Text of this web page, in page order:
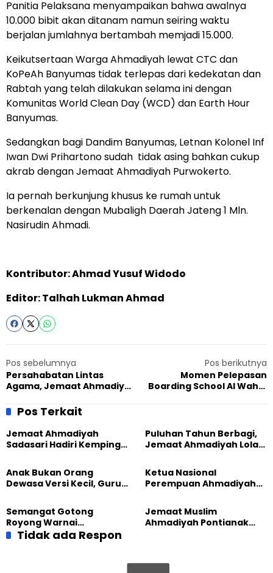
Panitia Pelaksana menyampaikan bahwa awalnya
10.000 bibit akan ditanam namun seiring waktu
berjalan jumlahnya bertambah memjadi 15.000.
Keikutsertaan Warga Ahmadiyah lewat CTC dan
KoPeAh Banyumas tidak terlepas dari kedekatan dan
Rabtah yang telah dilakukan selama ini dengan
Komunitas World Clean Day (WCD) dan Earth Hour
Banyumas.
Sedangkan bagi Dandim Banyumas, Letnan Kolonel Inf
Iwan Dwi Prihartono sudah tidak asing bahkan cukup
akrab dengan Jemaat Ahmadiyah Purwokerto.
Ia pernah berkunjung khusus ke rumah untuk
berkenalan dengan Mubaligh Daerah Jateng 1 Mln.
Nasirudin Ahmadi.
Kontributor: Ahmad Yusuf Widodo
Editor: Talhah Lukman Ahmad
Pos sebelumnya
Persahabatan Lintas
Agama, Jemaat Ahmadiyah
Acara Paskah
Pos berikutnya
Momen Pelepasan
Boarding School Al Wahid
Pos Terkait
Jemaat Ahmadiyah
Sadasari Hadiri Kemping
Majalengka
Puluhan Tahun Berbagi,
Jemaat Ahmadiyah Lolak
Sembako kepada Warga
Anak Bukan Orang
Dewasa Versi Kecil, Guru
Pendidikan BERLIAN
Ketua Nasional
Perempuan Ahmadiyah
Besar Universitas
Terbuka
Semangat Gotong
Royong Warnai
Pembangunan Kembali
Jemaat Muslim
Ahmadiyah Pontianak
Tidak ada Respon